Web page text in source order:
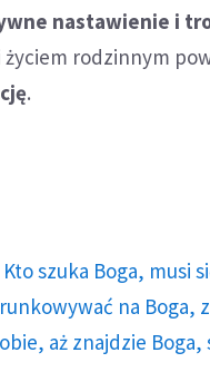
nastawienie i
życiem rodzinnym
.
Kto szuka Boga, musi
na Boga,
aż znajdzie